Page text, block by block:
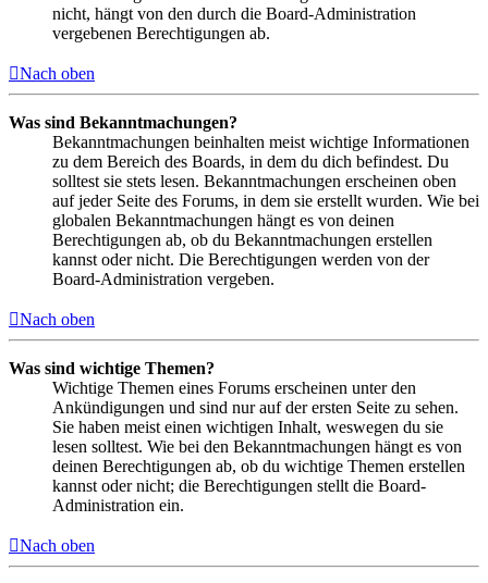
nicht, hängt von den durch die Board-Administration
vergebenen Berechtigungen ab.
Nach oben
Was sind Bekanntmachungen?
Bekanntmachungen beinhalten meist wichtige Informationen
zu dem Bereich des Boards, in dem du dich befindest. Du
solltest sie stets lesen. Bekanntmachungen erscheinen oben
auf jeder Seite des Forums, in dem sie erstellt wurden. Wie bei
globalen Bekanntmachungen hängt es von deinen
Berechtigungen ab, ob du Bekanntmachungen erstellen
kannst oder nicht. Die Berechtigungen werden von der
Board-Administration vergeben.
Nach oben
Was sind wichtige Themen?
Wichtige Themen eines Forums erscheinen unter den
Ankündigungen und sind nur auf der ersten Seite zu sehen.
Sie haben meist einen wichtigen Inhalt, weswegen du sie
lesen solltest. Wie bei den Bekanntmachungen hängt es von
deinen Berechtigungen ab, ob du wichtige Themen erstellen
kannst oder nicht; die Berechtigungen stellt die Board-
Administration ein.
Nach oben